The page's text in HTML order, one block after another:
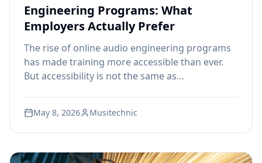
Engineering Programs: What
Employers Actually Prefer
The rise of online audio engineering programs
has made training more accessible than ever.
But accessibility is not the same as
and what that means for your career.
May 8, 2026 Musitechnic